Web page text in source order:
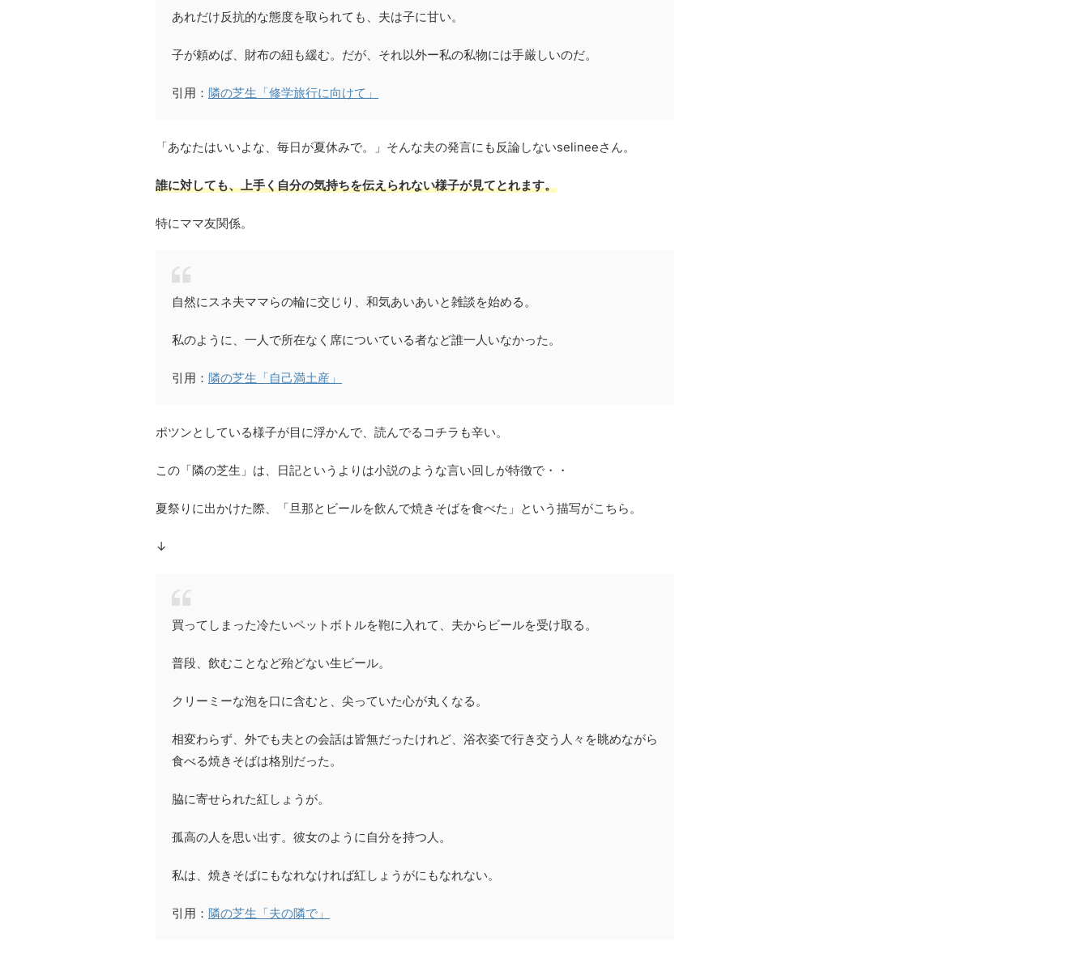
あれだけ反抗的な態度を取られても、夫は子に甘い。
子が頼めば、財布の紐も緩む。だが、それ以外ー私の私物には手厳しいのだ。
引用： 隣の芝生「修学旅行に向けて」
「あなたはいいよな、毎日が夏休みで。」そんな夫の発言にも反論しないselineeさん。
誰に対しても、上手く自分の気持ちを伝えられない様子が見てとれます。
特にママ友関係。
自然にスネ夫ママらの輪に交じり、和気あいあいと雑談を始める。
私のように、一人で所在なく席についている者など誰一人いなかった。
引用： 隣の芝生「自己満土産」
ポツンとしている様子が目に浮かんで、読んでるコチラも辛い。
この「隣の芝生」は、日記というよりは小説のような言い回しが特徴で・・
夏祭りに出かけた際、「旦那とビールを飲んで焼きそばを食べた」という描写がこちら。
↓
買ってしまった冷たいペットボトルを鞄に入れて、夫からビールを受け取る。
普段、飲むことなど殆どない生ビール。
クリーミーな泡を口に含むと、尖っていた心が丸くなる。
相変わらず、外でも夫との会話は皆無だったけれど、浴衣姿で行き交う人々を眺めながら
食べる焼きそばは格別だった。
脇に寄せられた紅しょうが。
孤高の人を思い出す。彼女のように自分を持つ人。
私は、焼きそばにもなれなければ紅しょうがにもなれない。
引用： 隣の芝生「夫の隣で」